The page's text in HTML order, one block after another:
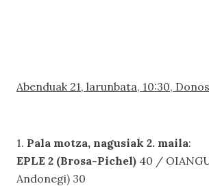
Abenduak 21, larunbata, 10:30,
1. Pala motza, nagusiak 2. maila:
EPLE 2 (Brosa-Pichel) 40 /
Andonegi) 30